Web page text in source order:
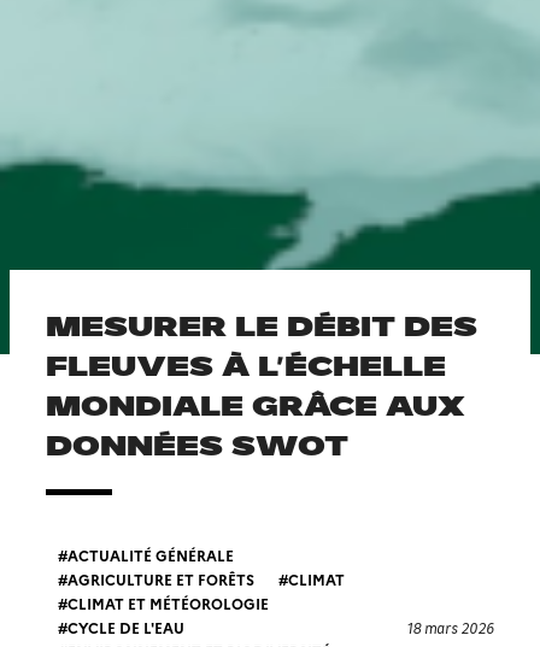
MESURER LE DÉBIT DES
FLEUVES À L’ÉCHELLE
MONDIALE GRÂCE AUX
DONNÉES SWOT
ACTUALITÉ GÉNÉRALE
AGRICULTURE ET FORÊTS
CLIMAT
CLIMAT ET MÉTÉOROLOGIE
CYCLE DE L'EAU
18 mars 2026